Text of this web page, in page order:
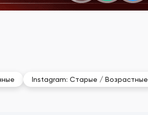
Instagram: Старые / Возрастные